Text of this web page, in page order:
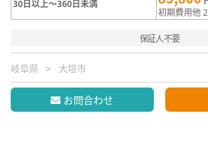
30日以上～360日未満
初期費用他
保証人不要
岐阜県 大垣市
お問合わせ